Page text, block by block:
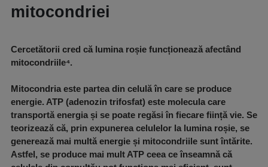
mitocondriei
Cercetătorii cred că lumina roșie funcționează afectând
mitocondriile⁴.
Mitocondria este partea din celulă în care se produce
energie. ATP (adenozin trifosfat) este molecula care
transportă energia și se poate regăsi în fiecare ființă vie. Se
teorizează că, prin expunerea celulelor la lumina roșie, se
generează mai multă energie și mitocondriile sunt întărite.
Astfel, se produce mai mult ATP ceea ce înseamnă că